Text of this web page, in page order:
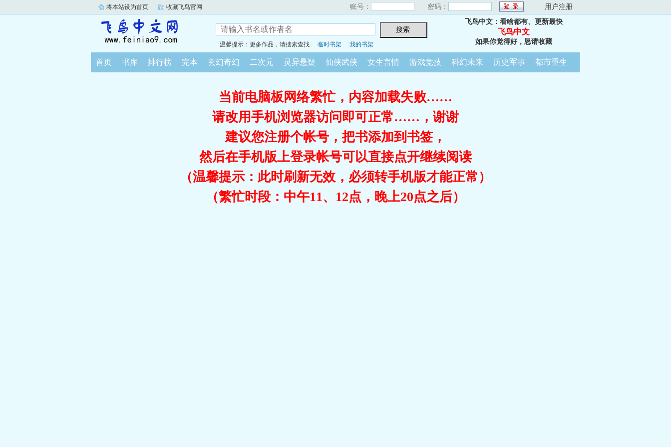
将本站设为首页 收藏飞鸟官网 账号： 密码： 用户注册
温馨提示：更多作品，请搜索查找 临时书架 我的书架
飞鸟中文：看啥都有、更新最快
飞鸟中文
如果你觉得好，恳请收藏
首页 书库 排行榜 完本 玄幻奇幻 二次元 灵异悬疑 仙侠武侠 女生言情 游戏竞技 科幻未来 历史军事 都市重生
当前电脑板网络繁忙，内容加载失败……
请改用手机浏览器访问即可正常……，谢谢
建议您注册个帐号，把书添加到书签，
然后在手机版上登录帐号可以直接点开继续阅读
（温馨提示：此时刷新无效，必须转手机版才能正常）
（繁忙时段：中午11、12点，晚上20点之后）